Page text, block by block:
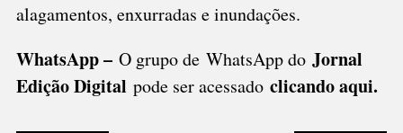
alagamentos, enxurradas e inundações.
WhatsApp – O grupo de WhatsApp do Jornal
Edição Digital pode ser acessado clicando aqui.